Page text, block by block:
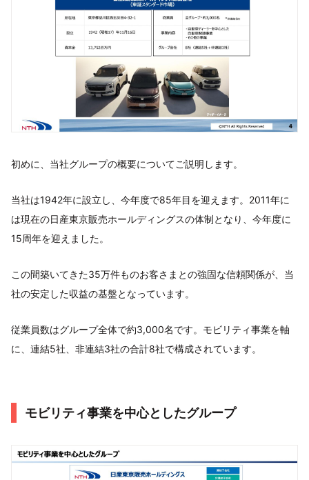
初めに、当社グループの概要についてご説明します。
当社は1942年に設立し、今年度で85年目を迎えます。2011年に
は現在の日産東京販売ホールディングスの体制となり、今年度に
15周年を迎えました。
この間築いてきた35万件ものお客さまとの強固な信頼関係が、当
社の安定した収益の基盤となっています。
従業員数はグループ全体で約3,000名です。モビリティ事業を軸
に、連結5社、非連結3社の合計8社で構成されています。
モビリティ事業を中心としたグループ